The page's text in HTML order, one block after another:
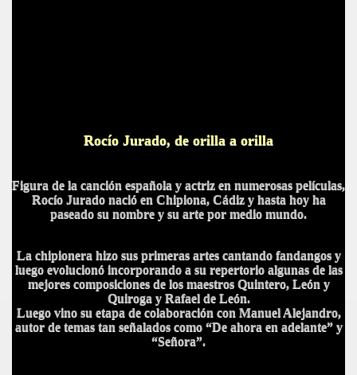
Rocío Jurado, de orilla a orilla
Figura de la canción española y actriz en numerosas películas,
Rocío Jurado nació en Chipiona, Cádiz y hasta hoy ha
paseado su nombre y su arte por medio mundo.
La chipionera hizo sus primeras artes cantando fandangos y
luego evolucionó incorporando a su repertorio algunas de las
mejores composiciones de los maestros Quintero, León y
Quiroga y Rafael de León.
Luego vino su etapa de colaboración con Manuel Alejandro,
autor de temas tan señalados como “De ahora en adelante” y
“Señora”.